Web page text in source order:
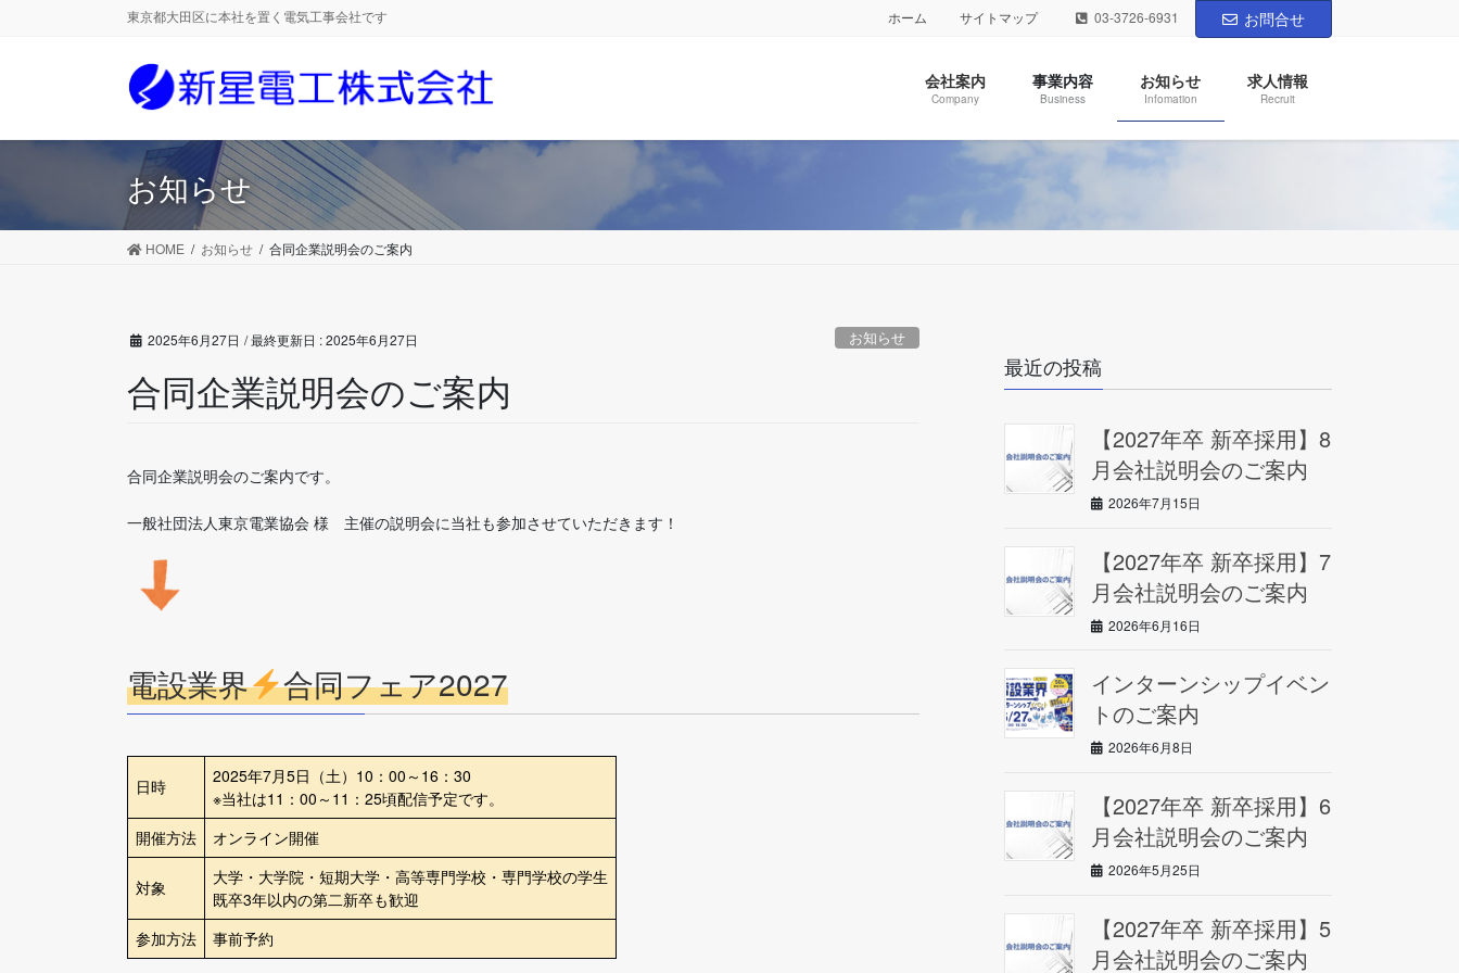
に
ョ
東京都大田区に本社を置く電気工事会社です ホーム サイトマップ 03-3726-6931 お問合せ
会社案内
Company
事業内容
Business
お知らせ
Infomation
求人情報
Recruit
お知らせ
HOME お知らせ 合同企業説明会のご案内
2025年6月27日 / 最終更新日 :2025年6月27日 お知らせ
合同企業説明会のご案内
合同企業説明会のご案内です。
一般社団法人東京電業協会 様 主催の説明会に当社も参加させていただきます！
電設業界 合同フェア2027
日時
2025年7月5日（土）10：00～16：30
※当社は11：00～11：25頃配信予定です。
開催方法
オンライン開催
対象
大学・大学院・短期大学・高等専門学校・専門学校の学生
既卒3年以内の第二新卒も歓迎
参加方法
事前予約
最近の投稿
【2027年卒 新卒採用】8
月会社説明会のご案内
2026年7月15日
【2027年卒 新卒採用】7
月会社説明会のご案内
2026年6月16日
インターンシップイベン
トのご案内
2026年6月8日
【2027年卒 新卒採用】6
月会社説明会のご案内
2026年5月25日
【2027年卒 新卒採用】5
月会社説明会のご案内